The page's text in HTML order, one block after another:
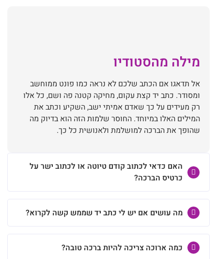
מילה מהסטודיו
אל תדאגו אם הכתב שלכם לא נראה כמו פונט ממוחשב
ומסודר. כתב יד קצת עקום, מחיקה קטנה פה ושם, כל אלו
רק מעידים על כך שאדם אמיתי ישב, השקיע וכתב את
המילים האלו במיוחד. החוסר שלמות הזה הוא בדיוק מה
שהופך את הברכה למושלמת ולאנושית כל כך.
האם כדאי לכתוב קודם טיוטה או לכתוב ישר על
כרטיס הברכה?
מה עושים אם יש לי כתב יד שממש קשה לקרוא?
כמה ארוכה צריכה להיות ברכה טובה?